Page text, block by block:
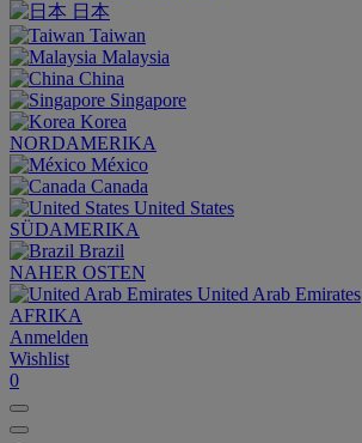
日本
Taiwan
Malaysia
China
Singapore
Korea
NORDAMERIKA
México
Canada
United States
SÜDAMERIKA
Brazil
NAHER OSTEN
United Arab Emirates
AFRIKA
Anmelden
Wishlist
0